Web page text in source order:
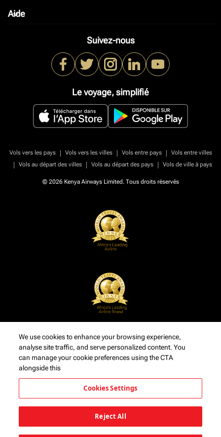
Aide
keyboard_arrow_down
Suivez-nous
Le voyage, simplifié
Vols vers les pays | Vols vers les villes | Vols entre pays |
Vols entre villes
|
Vols au départ des villes | Vols au départ des pays | Vols de ville à pays
© 2026 Kenya Airways Limited. Tous droits réservés
We use cookies to enhance your browsing experience,
analyse site traffic, and serve personalized content. You
can manage your cookie preferences using the CTA
alongside this
Cookies Settings
Reject All